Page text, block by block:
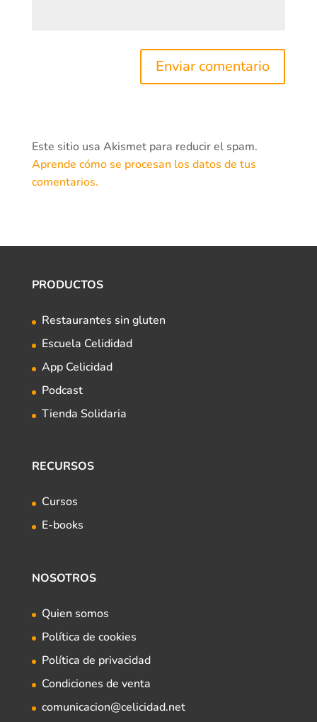
Este sitio usa Akismet para reducir el spam.
Aprende cómo se procesan los datos de tus
comentarios.
PRODUCTOS
Restaurantes sin gluten
Escuela Celididad
App Celicidad
Podcast
Tienda Solidaria
RECURSOS
Cursos
E-books
NOSOTROS
Quien somos
Política de cookies
Política de privacidad
Condiciones de venta
comunicacion@celicidad.net